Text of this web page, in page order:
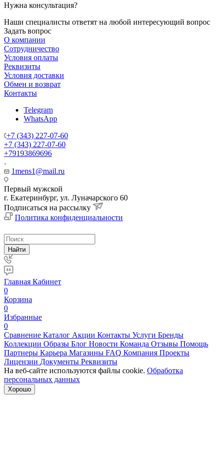
Нужна консультация?
Наши специалисты ответят на любой интересующий вопрос
Задать вопрос
О компании
Сотрудничество
Условия оплаты
Реквизиты
Условия доставки
Обмен и возврат
Контакты
Telegram
WhatsApp
+7 (343) 227-07-60
+7 (343) 227-07-60
+79193869696
1mens1@mail.ru
Первый мужской
г. Екатеринбург, ул. Луначарского 60
Подписаться на рассылку
Политика конфиденциальности
Найти
Главная Кабинет
0
Корзина
0
Избранные
0
Сравнение Каталог Акции Контакты Услуги Бренды
Коллекции Образы Блог Новости Команда Отзывы Помощь
Партнеры Карьера Магазины FAQ Компания Проекты
Лицензии Документы Реквизиты
На веб-сайте используются файлы cookie. Обработка
персональных данных
Хорошо